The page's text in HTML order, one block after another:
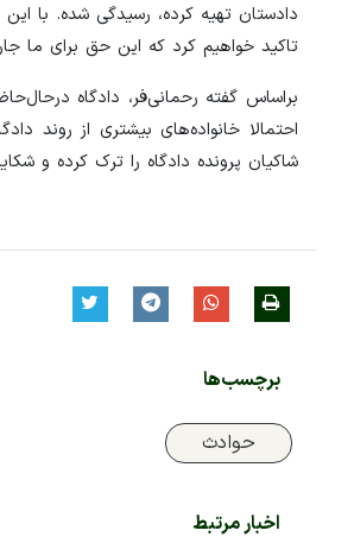
دادستان تهیه کرده، رسیدگی شده. با
تاکید خواهیم کرد که این حق برای ما
شاکیان پرونده دادگاه را ترک کرده و
برچسب‌ها
حوادث
اخبار مرتبط